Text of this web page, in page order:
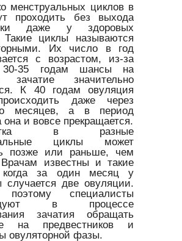
менструальных циклов в
проходить без выхода
даже у здоровых
циклы называются
Их число в год
с возрастом, из-за
35 годам шансы на
зачатие значительно
К 40 годам овуляция
даже через
месяцев, а в период
она и вовсе прекращается.
в разные
циклы может
позже или раньше, чем
известны и такие
когда за один месяц у
две овуляции.
поэтому специалисты
в процессе
зачатия обращать
на предвестников и
овуляторной фазы.